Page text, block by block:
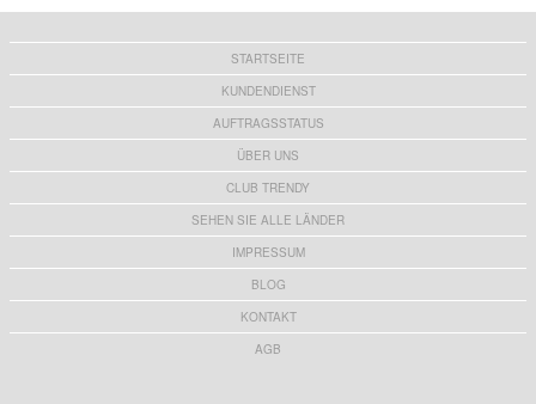
STARTSEITE
KUNDENDIENST
AUFTRAGSSTATUS
ÜBER UNS
CLUB TRENDY
SEHEN SIE ALLE LÄNDER
IMPRESSUM
BLOG
KONTAKT
AGB